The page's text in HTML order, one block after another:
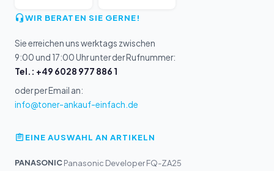
WIR BERATEN SIE GERNE!
Sie erreichen uns werktags zwischen
9:00 und 17:00 Uhr unter der Rufnummer:
Tel.: +49 6028 977 886 1
oder per Email an:
info@toner-ankauf-einfach.de
EINE AUSWAHL AN ARTIKELN
PANASONICPanasonic Developer FQ-ZA25